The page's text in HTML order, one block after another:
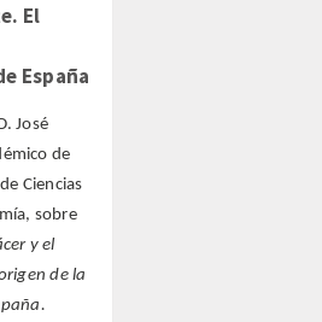
El
España
José
de
Ciencias
sobre
y el
de la